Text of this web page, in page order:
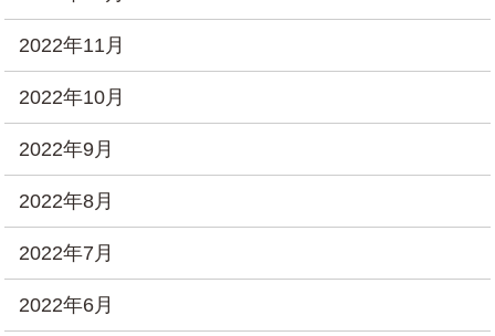
2022年11月
2022年10月
2022年9月
2022年8月
2022年7月
2022年6月